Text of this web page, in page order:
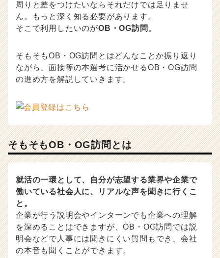
成
長
企
ら
ス
カ
が
就
活
サ
ト
チ
キ
ャ
リ
ア
（C
周りと差をつけたいならそれだけでは足りませ
ん。もっと深く知る必要があります。
そこで利用したいのがOB・OG訪問 。
そもそもOB・OG訪問とはどんなことか振り返り
ながら、面接等の本選考に活かせるOB・OG訪問
の進め方を解説していきます。
そもそもOB・OG訪問とは
就活の一環として、自分が志望する業界や企業で
働いている社会人に、リアルな声を聞きに行くこ
と。
企業が行う説明会やインターンでも企業への理解
を深めることはできますが、OB・OG訪問では説
明会などで人事には聞きにくい質問もでき、会社
の本音も聞くことができます。